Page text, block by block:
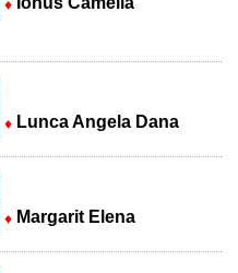
♦
♦ Lunca Angela Dana
♦ Margarit Elena